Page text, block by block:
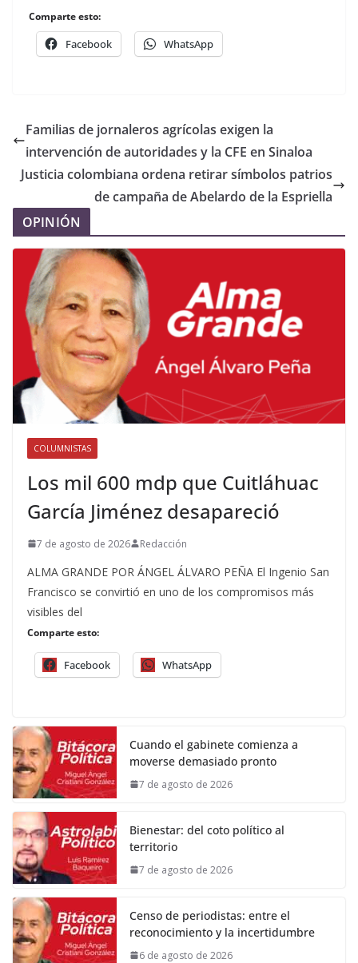
Comparte esto:
Facebook WhatsApp
Familias de jornaleros agrícolas exigen la
intervención de autoridades y la CFE en Sinaloa
Justicia colombiana ordena retirar símbolos patrios
de campaña de Abelardo de la Espriella
OPINIÓN
COLUMNISTAS
Los mil 600 mdp que Cuitláhuac
García Jiménez desapareció
7 de agosto de 2026 Redacción
ALMA GRANDE POR ÁNGEL ÁLVARO PEÑA El Ingenio San
Francisco se convirtió en uno de los compromisos más
visibles del
Comparte esto:
Facebook WhatsApp
Cuando el gabinete comienza a
moverse demasiado pronto
7 de agosto de 2026
Bienestar: del coto político al
territorio
7 de agosto de 2026
Censo de periodistas: entre el
reconocimiento y la incertidumbre
6 de agosto de 2026